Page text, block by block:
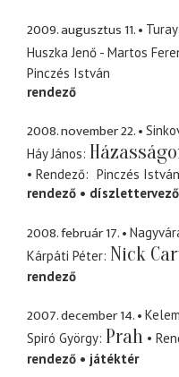
2009. augusztus 11.
Huszka Jenő - Martos
Pinczés István
rendező
2008. november 22.
Háy János
Rendező
Pinczés István
rendező
díszlettervező
2008. február 17.
Kárpáti Péter Nick
rendező
2007. december 14.
Spiró György Prah
rendező
játéktér